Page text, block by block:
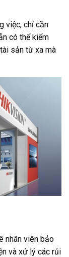
việc, chỉ cần
có thể kiểm
sản từ xa mà
nhân viên bảo
và xử lý các rủi